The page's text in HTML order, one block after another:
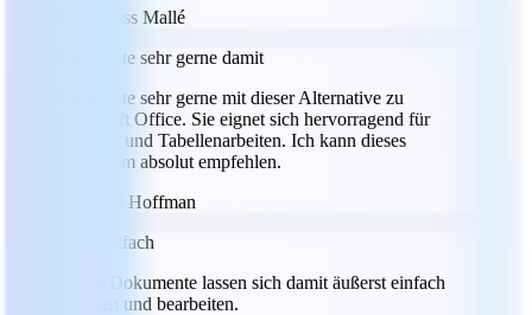
Labass Mallé
Ich arbeite sehr gerne damit
Ich arbeite sehr gerne mit dieser Alternative zu
Microsoft Office. Sie eignet sich hervorragend für
Schreib- und Tabellenarbeiten. Ich kann dieses
Programm absolut empfehlen.
Ryan Hoffman
Total einfach
Meine Dokumente lassen sich damit äußerst einfach
erstellen und bearbeiten.